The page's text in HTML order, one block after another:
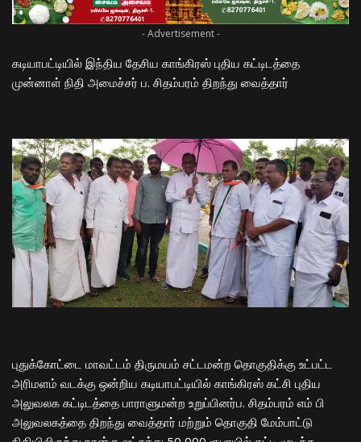
- Advertisement -
கடியாபட்டியில் இந்திய தேசிய காங்கிரஸ் புதிய கட்டிடத்தை
முன்னாள் நிதி அமைச்சர் ப. சிதம்பரம் திறந்து வைத்தார்
புதுக்கோட்டை மாவட்டம் திருமயம் சட்டமன்ற தொகுதிக்கு உட்பட்ட
அரிமளம் வடக்கு ஒன்றிய கடியாபட்டியில் காங்கிரஸ் கட்சி புதிய
அலுவலக கட்டிடத்தை பாராளுமன்ற உறுப்பினர்ப. சிதம்பரம் எம் பி
அலுவலகத்தை திறந்து வைத்தார் மற்றும் தொகுதி மேம்பாட்டு